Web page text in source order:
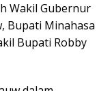
Wakil Gubernur
Bupati Minahasa
Bupati Robby